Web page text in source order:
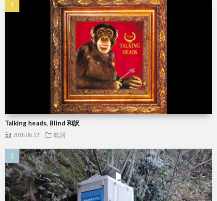
Talking heads, Blind 和訳
2018.06.12 歌詞